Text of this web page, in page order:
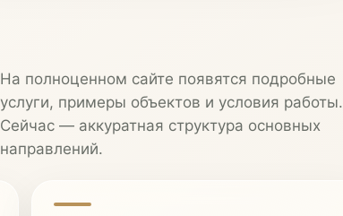
На полноценном сайте появятся подробные
услуги, примеры объектов и условия работы.
Сейчас — аккуратная структура основных
направлений.